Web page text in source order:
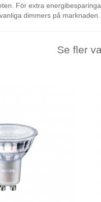
För extra
dimmers på marknaden.
Se fler